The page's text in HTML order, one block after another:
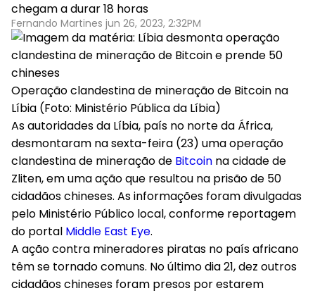
chegam a durar 18 horas
Fernando Martines jun 26, 2023, 2:32PM
Operação clandestina de mineração de Bitcoin na
Líbia (Foto: Ministério Pública da Líbia)
As autoridades da Líbia, país no norte da África,
desmontaram na sexta-feira (23) uma operação
clandestina de mineração de Bitcoin na cidade de
Zliten, em uma ação que resultou na prisão de 50
cidadãos chineses. As informações foram divulgadas
pelo Ministério Público local, conforme reportagem
do portal Middle East Eye.
A ação contra mineradores piratas no país africano
têm se tornado comuns. No último dia 21, dez outros
cidadãos chineses foram presos por estarem